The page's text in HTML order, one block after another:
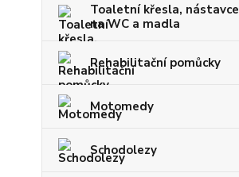
Toaletní křesla, nástavce
na WC a madla
Rehabilitační pomůcky
Motomedy
Schodolezy